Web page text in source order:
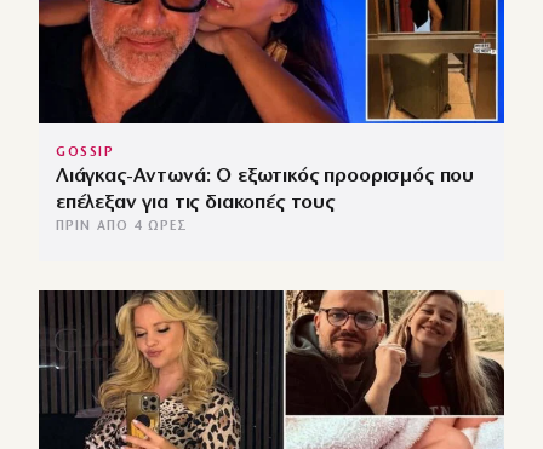
GOSSIP
Λιάγκας-Αντωνά: Ο εξωτικός προορισμός που
επέλεξαν για τις διακοπές τους
ΠΡΙΝ ΑΠΌ 4 ΏΡΕΣ